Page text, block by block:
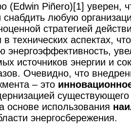
(Edwin Piñero)[1] уверен,
любую
стратегией
в технических аспектах,
энергоэффективность,
источников энергии и
Очевидно, что
– это
основе использования
энергосбережения.